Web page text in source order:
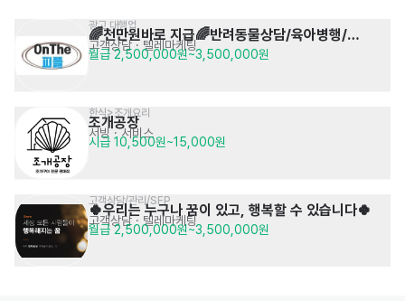
광고 대행업
🌈천만원바로 지급🌈반려동물상담/육아병행/
초보가능
고객상담 · 텔레마케팅
월급 2,500,000원~3,500,000원
한식>조개요리
조개공장
서빙· 서비스
시급 10,500원~15,000원
고객상담/관리/SFP
🍀우리는 누구나 꿈이 있고, 행복할 수 있습니다🍀
고객상담 · 텔레마케팅
월급 2,500,000원~3,500,000원